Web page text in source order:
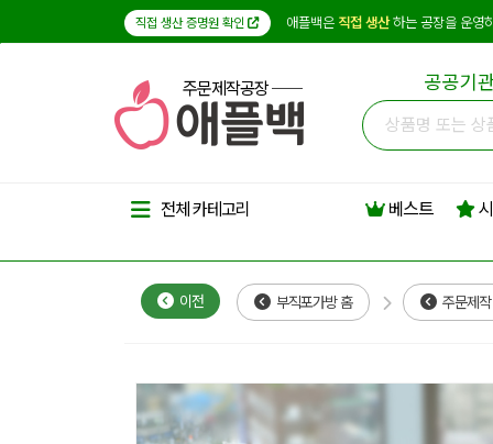
직접 생산 증명원 확인 애플백은 직접 생산하는 공장을 운영
주문제작공장 공공기
전체 카테고리 베스트
이전 부직포가방 홈 주문제